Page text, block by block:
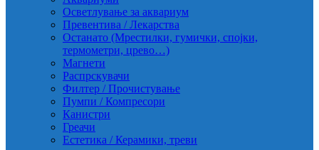
Осветлување за аквариум
Превентива / Лекарства
Останато (Мрестилки, гумички, спојки,
термометри, црево…)
Магнети
Распрскувачи
Филтер / Прочистување
Пумпи / Компресори
Канистри
Греачи
Естетика / Керамики, треви